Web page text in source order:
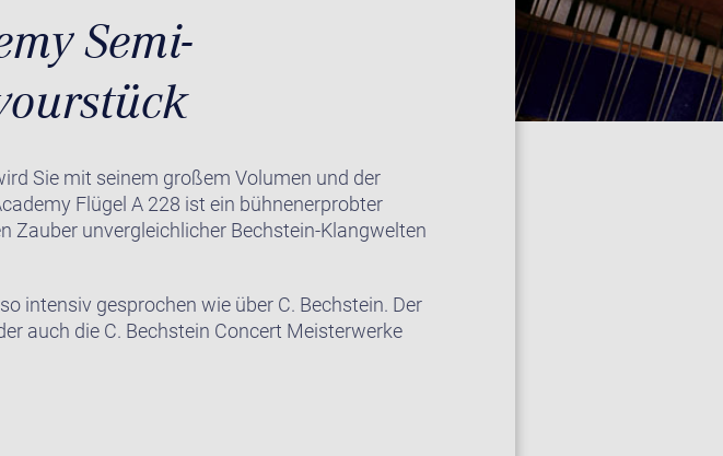
Semi-
Sie mit seinem großem Volumen und der
Flügel A 228 ist ein bühnenerprobter
Zauber unvergleichlicher Bechstein-Klangwelten
intensiv gesprochen wie über C. Bechstein. Der
auch die C. Bechstein Concert Meisterwerke